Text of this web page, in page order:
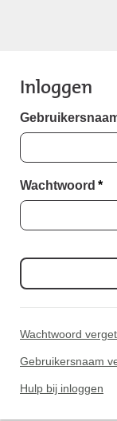
Inloggen
Wachtwoord *
Wachtwoord
Gebruikersnaam
Hulp bij inloggen